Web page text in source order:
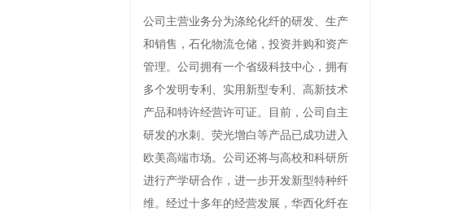
公司主营业务分为涤纶化纤的研发、生产
和销售，石化物流仓储，投资并购和资产
管理。公司拥有一个省级科技中心，拥有
多个发明专利、实用新型专利、高新技术
产品和特许经营许可证。目前，公司自主
研发的水刺、荧光增白等产品已成功进入
欧美高端市场。公司还将与高校和科研所
进行产学研合作，进一步开发新型特种纤
维。经过十多年的经营发展，华西化纤在